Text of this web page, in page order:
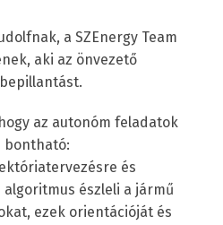
a SZEnergy Team
aki az önvezető
az autonóm feladatok
bontható:
és
észleli a jármű
ezek orientációját és